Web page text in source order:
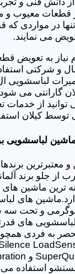
قطعات معیوب و
در مواردی که
می نمایند.
نیاز به
و شرکتی
لباسشویی
گارانتی می
توانید از
کیلان
لباسشویی
معتبرترین
از جلو برند
ترین ماشین
های
های
استفاده می